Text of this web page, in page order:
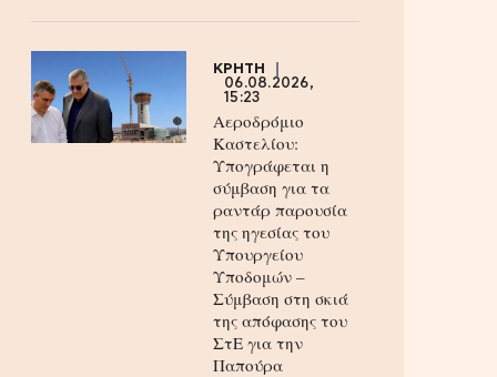
ΚΡΗΤΗ
06.08.2026,
15:23
Αεροδρόμιο
Καστελίου:
Υπογράφεται η
σύμβαση για τα
ραντάρ παρουσία
της ηγεσίας του
Υπουργείου
Υποδομών –
Σύμβαση στη σκιά
της απόφασης του
ΣτΕ για την
Παπούρα